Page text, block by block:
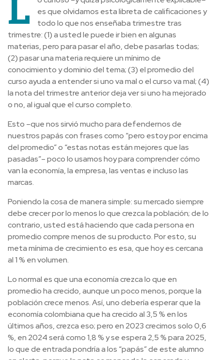
es que olvidamos esta libreta de calificaciones y
todo lo que nos enseñaba trimestre tras
trimestre: (1) a usted le puede ir bien en algunas
materias, pero para pasar el año, debe pasarlas todas;
(2) pasar una materia requiere un mínimo de
conocimiento y dominio del tema; (3) el promedio del
curso ayuda a entender si uno va mal o el curso va mal; (4)
la nota del trimestre anterior deja ver si uno ha mejorado
o no, al igual que el curso completo.
Esto –que nos sirvió mucho para defendernos de
nuestros papás con frases como “pero estoy por encima
del promedio” o “estas notas están mejores que las
pasadas”– poco lo usamos hoy para comprender cómo
van la economía, la empresa, las ventas e incluso las
marcas.
Poniendo la cosa de manera simple: su mercado siempre
debe crecer por lo menos lo que crezca la población; de lo
contrario, usted está haciendo que cada persona en
promedio compre menos de su producto. Por esto, su
meta mínima de crecimiento es esa, que hoy es cercana
al 1 % en volumen.
Lo normal es que una economía crezca lo que en
promedio ha crecido, aunque un poco menos, porque la
población crece menos. Así, uno debería esperar que la
economía colombiana que ha crecido al 3,5 % en los
últimos años, crezca eso; pero en 2023 crecimos solo 0,6
%, en 2024 será como 1,8 % y se espera 2,5 % para 2025,
lo que de entrada pondría a los “papás” de este alumno